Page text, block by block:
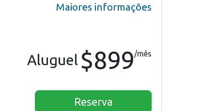
Maiores informações
Aluguel $899/mês
Reserva